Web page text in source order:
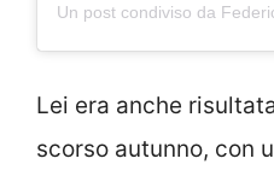
Lei era anche
scorso autunno, con